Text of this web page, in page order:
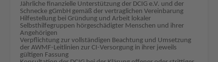
Jährliche finanzielle Unterstützung der DCIG e.V. und der
Schnecke gGmbH gemäß der vertraglichen Vereinbarung
Hilfestellung bei Gründung und Arbeit lokaler
Selbsthilfegruppen hörgeschädigter Menschen und ihrer
Angehörigen
Verpflichtung zur vollständigen Beachtung und Umsetzung
der AWMF-Leitlinien zur CI-Versorgung in ihrer jeweils
gültigen Fassung